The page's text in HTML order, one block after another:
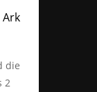
Ark
die
2